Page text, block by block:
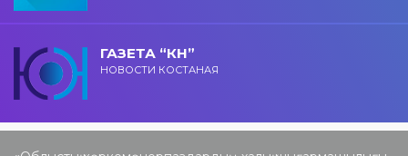
ГАЗЕТА “КН”
НОВОСТИ КОСТАНАЯ